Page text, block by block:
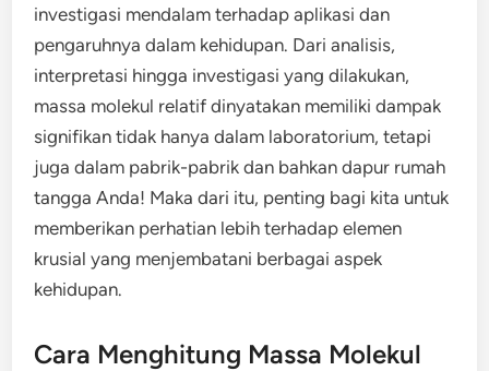
investigasi mendalam terhadap aplikasi dan
pengaruhnya dalam kehidupan. Dari analisis,
interpretasi hingga investigasi yang dilakukan,
massa molekul relatif dinyatakan memiliki dampak
signifikan tidak hanya dalam laboratorium, tetapi
juga dalam pabrik-pabrik dan bahkan dapur rumah
tangga Anda! Maka dari itu, penting bagi kita untuk
memberikan perhatian lebih terhadap elemen
krusial yang menjembatani berbagai aspek
kehidupan.
Cara Menghitung Massa Molekul